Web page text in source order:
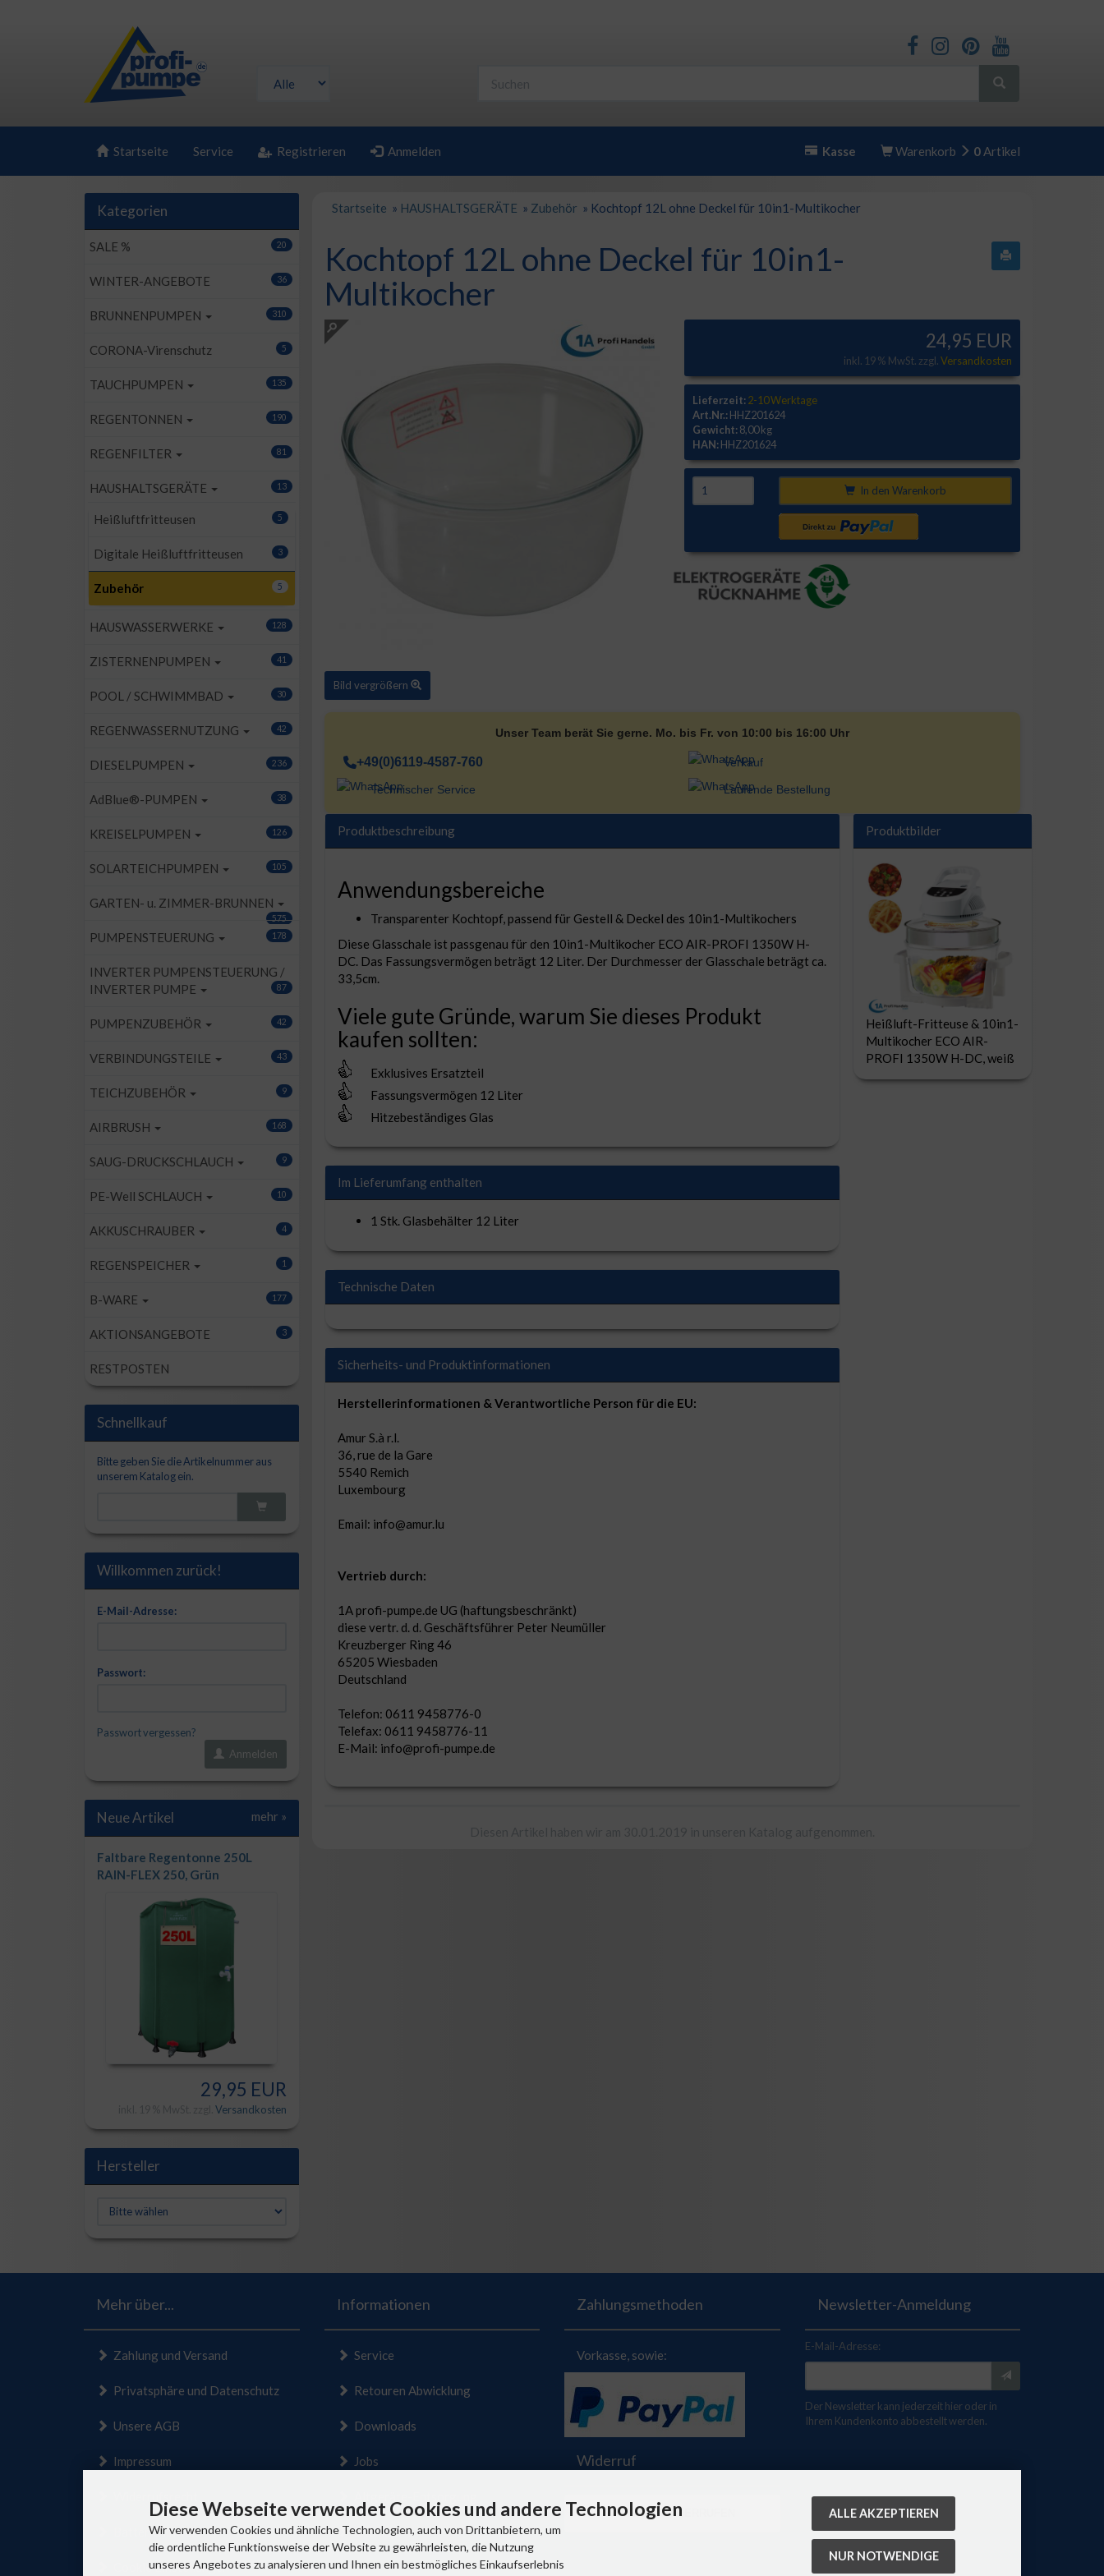
Startseite Service Registrieren Anmelden Kasse Warenkorb 0 Artikel
Kategorien
SALE % 20
WINTER-ANGEBOTE 36
BRUNNENPUMPEN 310
CORONA-Virenschutz 5
TAUCHPUMPEN 135
REGENTONNEN 190
REGENFILTER 81
HAUSHALTSGERÄTE 13
Heißluftfritteusen 5
Digitale Heißluftfritteusen 3
Zubehör 5
HAUSWASSERWERKE 128
ZISTERNENPUMPEN 41
POOL / SCHWIMMBAD 30
REGENWASSERNUTZUNG 42
DIESELPUMPEN 236
AdBlue®-PUMPEN 38
KREISELPUMPEN 126
SOLARTEICHPUMPEN 105
GARTEN- u. ZIMMER-BRUNNEN
575
PUMPENSTEUERUNG 178
INVERTER PUMPENSTEUERUNG /
INVERTER PUMPE
87
PUMPENZUBEHÖR 42
VERBINDUNGSTEILE 43
TEICHZUBEHÖR 9
AIRBRUSH 168
SAUG-DRUCKSCHLAUCH 9
PE-Well SCHLAUCH 10
AKKUSCHRAUBER 4
REGENSPEICHER 1
B-WARE 177
AKTIONSANGEBOTE 3
RESTPOSTEN
Schnellkauf
Bitte geben Sie die Artikelnummer aus
unserem Katalog ein.
Willkommen zurück!
E-Mail-Adresse:
Passwort:
Passwort vergessen?
Anmelden
Neue Artikel mehr »
Faltbare Regentonne 250L
RAIN-FLEX 250, Grün
29,95 EUR
Versandkosten
Hersteller
Startseite » HAUSHALTSGERÄTE » Zubehör » Kochtopf 12L ohne Deckel für 10in1-Multikocher
Kochtopf 12L ohne Deckel für 10in1-
Multikocher
Bild vergrößern
24,95 EUR
inkl. 19 % MwSt. zzgl.Versandkosten
Lieferzeit:2-10 Werktage
Art.Nr.:HHZ201624
Gewicht:8,00 kg
HAN:HHZ201624
In den Warenkorb
Unser Team berät Sie gerne. Mo. bis Fr. von 10:00 bis 16:00 Uhr
+49(0)6119-4587-760 Verkauf
Technischer Service Laufende Bestellung
Produktbilder
Heißluft-Fritteuse & 10in1-
Multikocher ECO AIR-
PROFI 1350W H-DC, weiß
Produktbeschreibung
Anwendungsbereiche
Transparenter Kochtopf, passend für Gestell & Deckel des 10in1-Multikochers
Diese Glasschale ist passgenau für den 10in1-Multikocher ECO AIR-PROFI 1350W H-
DC. Das Fassungsvermögen beträgt 12 Liter. Der Durchmesser der Glasschale beträgt ca.
33,5cm.
Viele gute Gründe, warum Sie dieses Produkt
kaufen sollten:
Exklusives Ersatzteil
Fassungsvermögen 12 Liter
Hitzebeständiges Glas
Im Lieferumfang enthalten
1 Stk. Glasbehälter 12 Liter
Technische Daten
Sicherheits- und Produktinformationen
Herstellerinformationen & Verantwortliche Person für die EU:
Amur S.à r.l.
36, rue de la Gare
5540 Remich
Luxembourg
Email: info@amur.lu
Vertrieb durch:
1A profi-pumpe.de UG (haftungsbeschränkt)
diese vertr. d. d. Geschäftsführer Peter Neumüller
Kreuzberger Ring 46
65205 Wiesbaden
Deutschland
Telefon: 0611 9458776-0
Telefax: 0611 9458776-11
E-Mail: info@profi-pumpe.de
Mehr über...
Zahlung und Versand
Privatsphäre und Datenschutz
Unsere AGB
Impressum
Batteriehinweis
Cookie Einstellungen
Informationen
Service
Retouren Abwicklung
Downloads
Jobs
Sitemap
Zahlungsmethoden
Vorkasse, sowie:
Widerruf
VERTRAG WIDERRUFEN
Newsletter-Anmeldung
E-Mail-Adresse:
Der Newsletter kann jederzeit hier oder in
Ihrem Kundenkonto abbestellt werden.
Diese Webseite verwendet Cookies und andere Technologien
Wir verwenden Cookies und ähnliche Technologien, auch von Drittanbietern, um
die ordentliche Funktionsweise der Website zu gewährleisten, die Nutzung
unseres Angebotes zu analysieren und Ihnen ein bestmögliches Einkaufserlebnis
ALLE AKZEPTIEREN
NUR NOTWENDIGE